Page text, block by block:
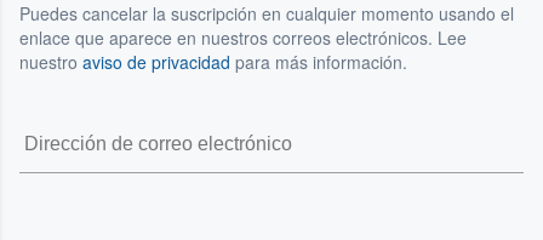
Puedes cancelar la suscripción en cualquier momento usando el
enlace que aparece en nuestros correos electrónicos. Lee
nuestro aviso de privacidad para más información.